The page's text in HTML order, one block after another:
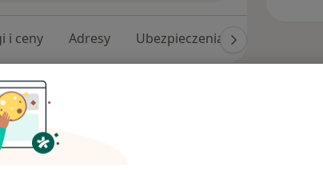
i ceny Adresy Ubezpieczenia